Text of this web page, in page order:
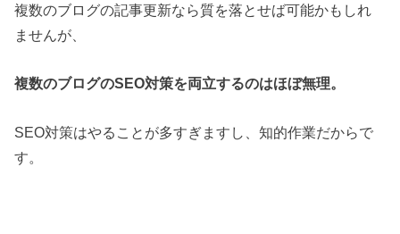
複数のブログの記事更新なら質を落とせば可能かもしれ
ませんが、
複数のブログのSEO対策を両立するのはほぼ無理。
SEO対策はやることが多すぎますし、知的作業だからで
す。